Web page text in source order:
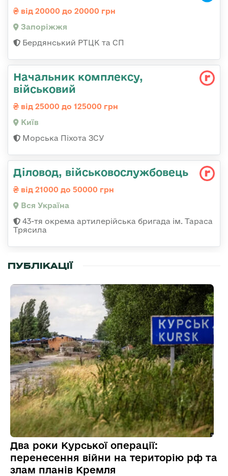
від 20000 до 20000 грн
Запоріжжя
Бердянський РТЦК та СП
Начальник комплексу,
військовий
від 25000 до 125000 грн
Київ
Морська Піхота ЗСУ
Діловод, військовослужбовець
від 21000 до 50000 грн
Вся Україна
43-тя окрема артилерійська бригада ім. Тараса
Трясила
ПУБЛІКАЦІЇ
Два роки Курської операції:
перенесення війни на територію рф та
злам планів Кремля